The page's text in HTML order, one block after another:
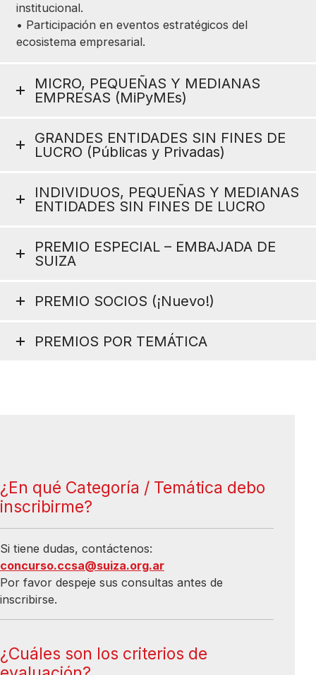
institucional.
• Participación en eventos estratégicos del
ecosistema empresarial.
MICRO, PEQUEÑAS Y MEDIANAS
EMPRESAS (MiPyMEs)
GRANDES ENTIDADES SIN FINES DE
LUCRO (Públicas y Privadas)
INDIVIDUOS, PEQUEÑAS Y MEDIANAS
ENTIDADES SIN FINES DE LUCRO
PREMIO ESPECIAL – EMBAJADA DE
SUIZA
PREMIO SOCIOS (¡Nuevo!)
PREMIOS POR TEMÁTICA
¿En qué Categoría / Temática debo
inscribirme?
Si tiene dudas, contáctenos:
concurso.ccsa@suiza.org.ar
Por favor despeje sus consultas antes de
inscribirse.
¿Cuáles son los criterios de